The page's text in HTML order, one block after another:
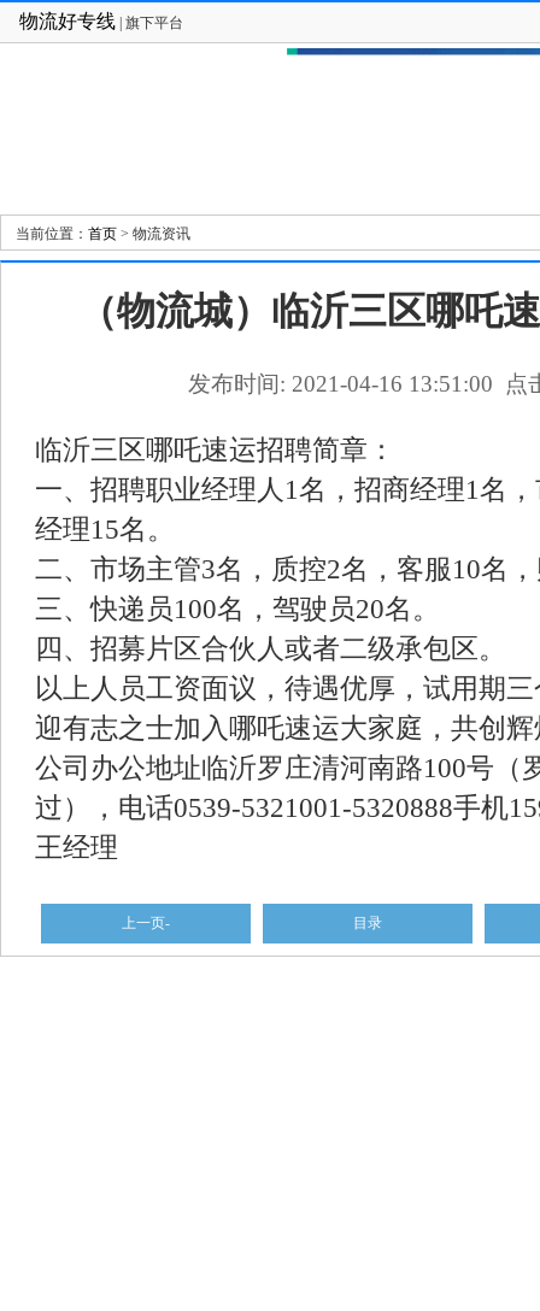
物流好专线 | 旗下平台
当前位置： 首页 > 物流资讯
（物流城）临沂三区哪吒
发布时间: 2021-04-16 13:51:00 点
临沂三区哪吒速运招聘简章：
一、招聘职业经理人1名，招商经理1名
经理15名。
二、市场主管3名，质控2名，客服10名
三、快递员100名，驾驶员20名。
四、招募片区合伙人或者二级承包区。
以上人员工资面议，待遇优厚，试用期
迎有志之士加入哪吒速运大家庭，共创
公司办公地址临沂罗庄清河南路100号（
过），电话0539-5321001-5320888手机
王经理
上一页- 目录